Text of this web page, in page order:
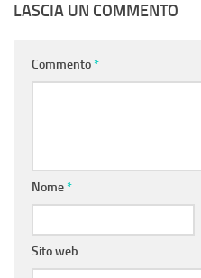
LASCIA UN COMMENTO
Commento*
Nome*
Sito web